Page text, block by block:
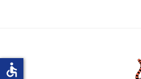
accessible